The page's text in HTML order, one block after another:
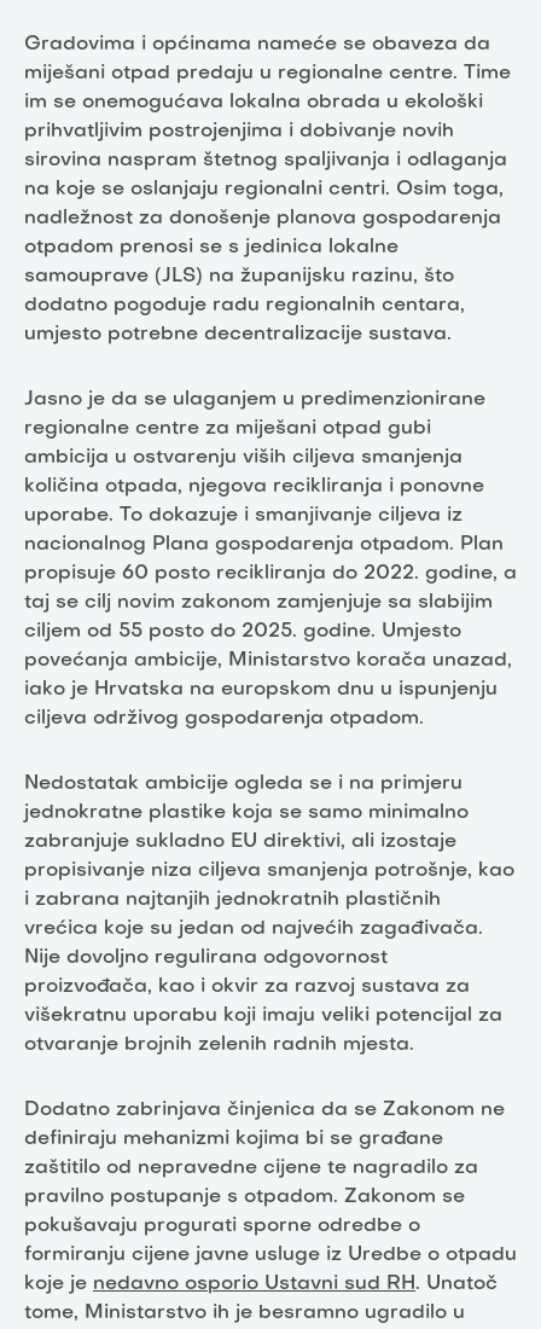
Gradovima i općinama nameće se obaveza da
miješani otpad predaju u regionalne centre. Time
im se onemogućava lokalna obrada u ekološki
prihvatljivim postrojenjima i dobivanje novih
sirovina naspram štetnog spaljivanja i odlaganja
na koje se oslanjaju regionalni centri. Osim toga,
nadležnost za donošenje planova gospodarenja
otpadom prenosi se s jedinica lokalne
samouprave (JLS) na županijsku razinu, što
dodatno pogoduje radu regionalnih centara,
umjesto potrebne decentralizacije sustava.
Jasno je da se ulaganjem u predimenzionirane
regionalne centre za miješani otpad gubi
ambicija u ostvarenju viših ciljeva smanjenja
količina otpada, njegova recikliranja i ponovne
uporabe. To dokazuje i smanjivanje ciljeva iz
nacionalnog Plana gospodarenja otpadom. Plan
propisuje 60 posto recikliranja do 2022. godine, a
taj se cilj novim zakonom zamjenjuje sa slabijim
ciljem od 55 posto do 2025. godine. Umjesto
povećanja ambicije, Ministarstvo korača unazad,
iako je Hrvatska na europskom dnu u ispunjenju
ciljeva održivog gospodarenja otpadom.
Nedostatak ambicije ogleda se i na primjeru
jednokratne plastike koja se samo minimalno
zabranjuje sukladno EU direktivi, ali izostaje
propisivanje niza ciljeva smanjenja potrošnje, kao
i zabrana najtanjih jednokratnih plastičnih
vrećica koje su jedan od najvećih zagađivača.
Nije dovoljno regulirana odgovornost
proizvođača, kao i okvir za razvoj sustava za
višekratnu uporabu koji imaju veliki potencijal za
otvaranje brojnih zelenih radnih mjesta.
Dodatno zabrinjava činjenica da se Zakonom ne
definiraju mehanizmi kojima bi se građane
zaštitilo od nepravedne cijene te nagradilo za
pravilno postupanje s otpadom. Zakonom se
pokušavaju progurati sporne odredbe o
formiranju cijene javne usluge iz Uredbe o otpadu
koje je nedavno osporio Ustavni sud RH. Unatoč
tome, Ministarstvo ih je besramno ugradilo u